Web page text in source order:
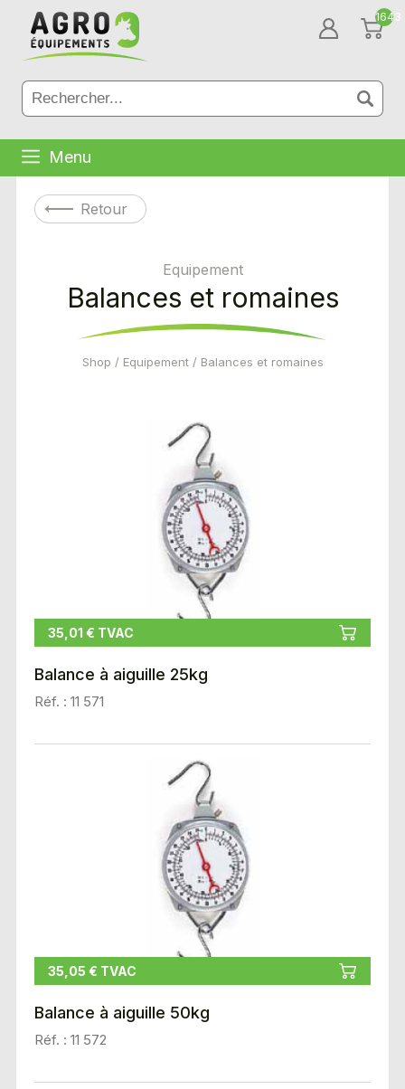
1643
Menu
Retour
Equipement
Balances et romaines
Shop / Equipement/ Balances et romaines
35,01 € TVAC
Balance à aiguille 25kg
Réf. : 11 571
35,05 € TVAC
Balance à aiguille 50kg
Réf. : 11 572